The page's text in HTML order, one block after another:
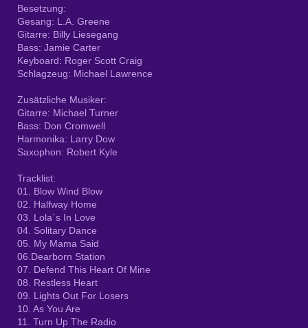
Besetzung:
Gesang: L.A. Greene
Gitarre: Billy Liesegang
Bass: Jamie Carter
Keyboard: Roger Scott Craig
Schlagzeug: Michael Lawrence
Zusätzliche Musiker:
Gitarre: Michael Turner
Bass: Don Cromwell
Harmonika: Larry Dow
Saxophon: Robert Kyle
Tracklist:
01. Blow Wind Blow
02. Halfway Home
03. Lola´s In Love
04. Solitary Dance
05. My Mama Said
06.Dearborn Station
07. Defend This Heart Of Mine
08. Restless Heart
09. Lights Out For Losers
10. As You Are
11. Turn Up The Radio